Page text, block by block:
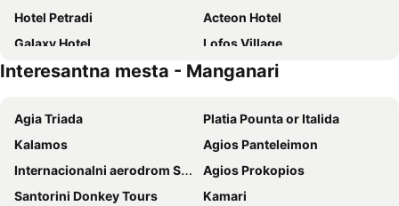
Hotel Petradi
Acteon Hotel
Galaxy Hotel
Lofos Village
Flisvos Hotel
Dimitris Rooms
Aphrodite Hotel & Apartments
Armadoros Hotel Ios Backpackers
Pension Irini-Vicky
Mare Monte
Eden Ios Rooms
Elpis Rooms
Skala Sunset Hotel and spa
Markos Village Pension
Interesantna mesta - Manganari
Agia Triada
Platia Pounta or Italida
Kalamos
Agios Panteleimon
Internacionalni aerodrom Santorini
Agios Prokopios
Santorini Donkey Tours
Kamari